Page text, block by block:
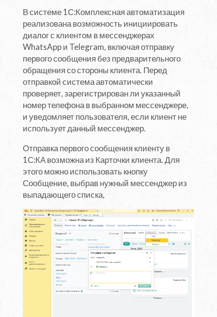
В системе 1С:Комплексная автоматизация
реализована возможность инициировать
диалог с клиентом в мессенджерах
WhatsApp и Telegram, включая отправку
первого сообщения без предварительного
обращения со стороны клиента. Перед
отправкой система автоматически
проверяет, зарегистрирован ли указанный
номер телефона в выбранном мессенджере,
и уведомляет пользователя, если клиент не
использует данный мессенджер.
Отправка первого сообщения клиенту в
1С:КА возможна из Карточки клиента. Для
этого можно использовать кнопку
Сообщение, выбрав нужный мессенджер из
выпадающего списка,